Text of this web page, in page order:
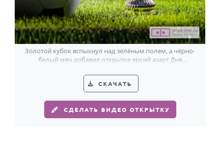
Золотой кубок вспыхнул над зелёным полем, а чёрно-
белый мяч добавил открытке яркий азарт Дня
СКАЧАТЬ
СДЕЛАТЬ ВИДЕО ОТКРЫТКУ